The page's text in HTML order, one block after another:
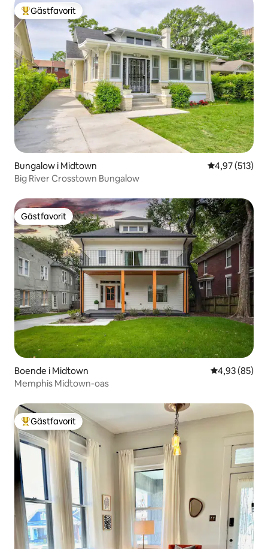
Populär gästfavorit
Gästfavorit
Bungalow i Midtown 4,97 av 5 i
4,97 (513)
Big River Crosstown Bungalow
Gästfavorit
Gästfavorit
Boende i Midtown 4,93 av 5 i
4,93 (85)
Memphis Midtown-oas
Populär gästfavorit
Gästfavorit